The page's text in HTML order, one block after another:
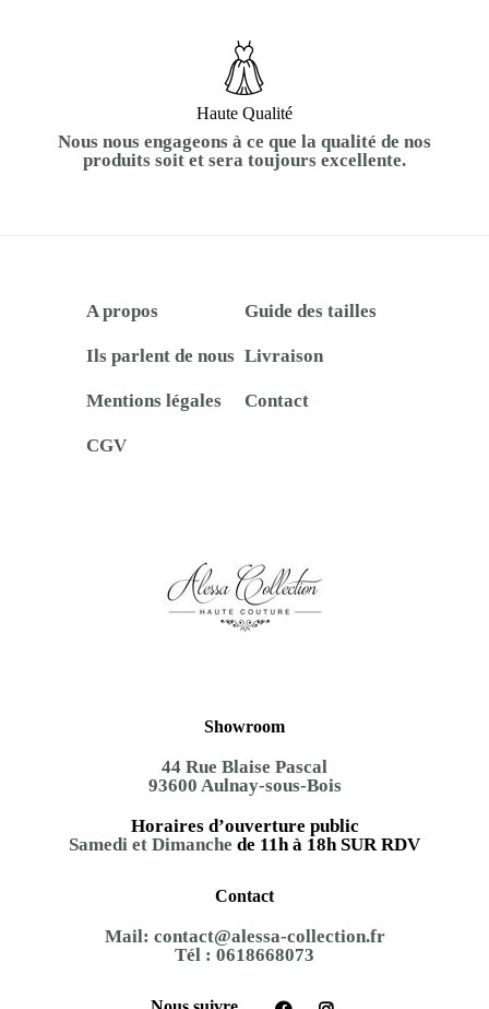
Haute Qualité
Nous nous engageons à ce que la qualité de nos
produits soit et sera toujours excellente.
A propos
Ils parlent de nous
Mentions légales
CGV
Guide des tailles
Livraison
Contact
Showroom
44 Rue Blaise Pascal
93600 Aulnay-sous-Bois
Horaires d’ouverture public
Samedi et Dimanche de 11h à 18h SUR RDV
Contact
Mail: contact@alessa-collection.fr
Tél : 0618668073